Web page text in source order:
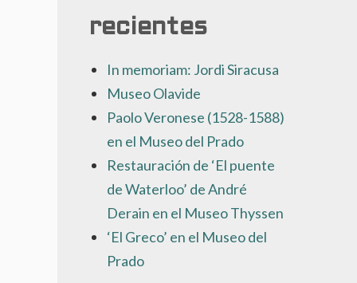
recientes
In memoriam: Jordi Siracusa
Museo Olavide
Paolo Veronese (1528-1588)
en el Museo del Prado
Restauración de ‘El puente
de Waterloo’ de André
Derain en el Museo Thyssen
‘El Greco’ en el Museo del
Prado